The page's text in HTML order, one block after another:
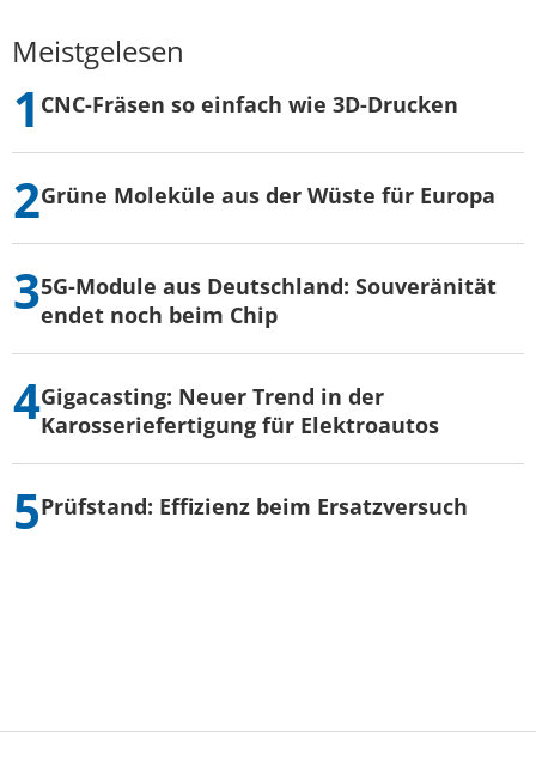
Meistgelesen
CNC-Fräsen so einfach wie 3D-Drucken
Grüne Moleküle aus der Wüste für Europa
5G-Module aus Deutschland: Souveränität
endet noch beim Chip
Gigacasting: Neuer Trend in der
Karosseriefertigung für Elektroautos
Prüfstand: Effizienz beim Ersatzversuch